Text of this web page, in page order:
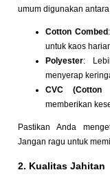
umum digunakan
Cotton Combed
untuk kaos
Polyester:
menyerap
CVC (Cotton
memberikan
Pastikan Anda
Jangan ragu untuk
2. Kualitas Jahitan